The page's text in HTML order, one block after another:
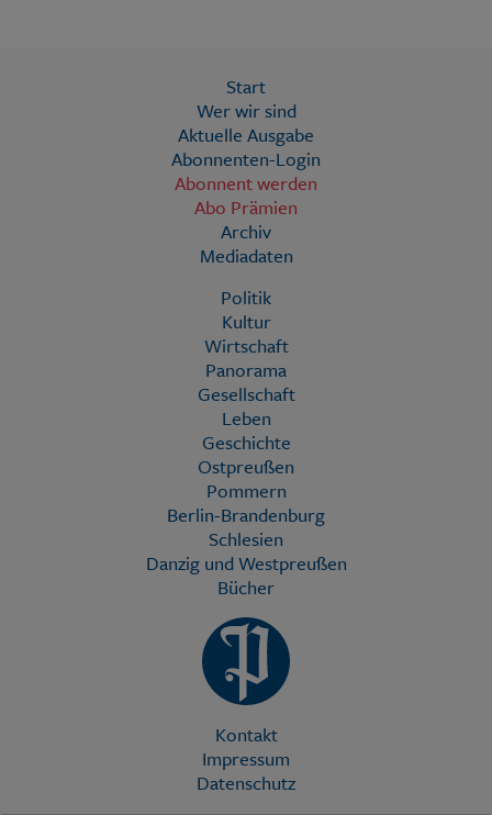
Start
Wer wir sind
Aktuelle Ausgabe
Abonnenten-Login
Abonnent werden
Abo Prämien
Archiv
Mediadaten
Politik
Kultur
Wirtschaft
Panorama
Gesellschaft
Leben
Geschichte
Ostpreußen
Pommern
Berlin-Brandenburg
Schlesien
Danzig und Westpreußen
Bücher
Kontakt
Impressum
Datenschutz